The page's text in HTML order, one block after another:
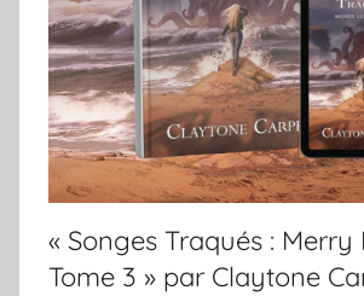
« Songes Traqués : Merry
Tome 3 » par Claytone